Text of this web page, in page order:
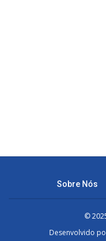
Sobre Nós
©
Desenvolvido